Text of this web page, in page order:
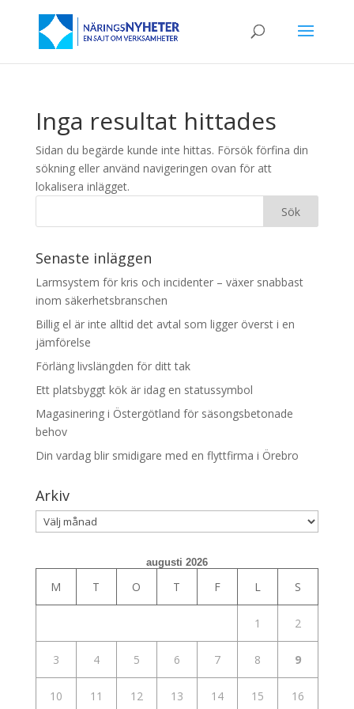
Inga resultat hittades
Sidan du begärde kunde inte hittas. Försök förfina din
sökning eller använd navigeringen ovan för att
lokalisera inlägget.
Senaste inläggen
Larmsystem för kris och incidenter – växer snabbast
inom säkerhetsbranschen
Billig el är inte alltid det avtal som ligger överst i en
jämförelse
Förläng livslängden för ditt tak
Ett platsbyggt kök är idag en statussymbol
Magasinering i Östergötland för säsongsbetonade
behov
Din vardag blir smidigare med en flyttfirma i Örebro
Arkiv
Arkiv
augusti 2026
M T O T F L S
1 2
3 4 5 6 7 8 9
10 11 12 13 14 15 16